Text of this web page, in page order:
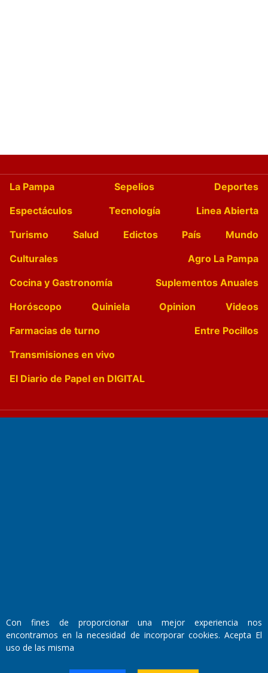
La Pampa Sepelios
Deportes
Espectáculos
Tecnología
Linea Abierta
Turismo
Salud Edictos País
Mundo
Culturales
Agro La Pampa
Cocina y Gastronomía
Suplementos Anuales
Horóscopo
Quiniela Opinion
Videos
Farmacias de turno
Entre Pocillos
Transmisiones en vivo
El Diario de Papel en DIGITAL
Santa Rosa, La Pampa.
Con fines de proporcionar una mejor experiencia nos
encontramos en la necesidad de incorporar cookies. Acepta El
uso de las misma